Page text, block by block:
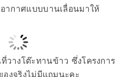
ากาศแบบบานเลื่อนมาให้
วางโต๊ะทานข้าว ซึ่งโครงการ
งจริงไม่มีแถมนะคะ